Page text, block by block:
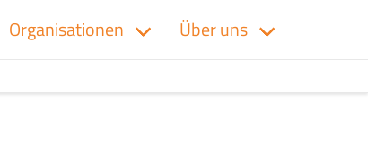
Organisationen Über uns